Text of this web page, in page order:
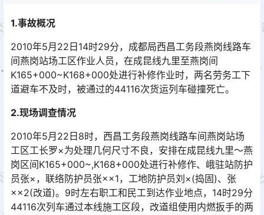
1.事故概况
2010年5月22日14时29分，成都局西昌工务段燕岗线路车
间燕岗站场工区作业人员，在成昆线九里至燕岗间
K165+000~K168+000处进行补修作业时，两名劳务工下
道避车不及时，被通过的44116次货运列车碰撞死亡。󠅅󠅃󠄵󠅂󠄪󠇖󠆨󠆨󠇕󠆞󠆒󠅬󠇘󠆭󠆘󠇙󠆝󠅵󠇗󠆭󠆁󠄐󠇗󠅹󠅸󠇖󠆍󠅳󠇖󠅹󠅰󠇖󠆌󠅹
2.现场调查情况
2010年5月22日8时，西昌工务段燕岗线路车间燕岗站场
工区工长罗×为处理几何尺寸不良，安排在成昆线九里～燕
岗区间K165+000~,K168+000处进行补修作、峨驻站防护
员张×，联络防护员张××1，工地防护员刘×(捣固)、张
××2(改道)。9时左右职工和民工到达作业地点，14时29分
44116次列车通过本线施工区段，改道组使用内燃扳手的两